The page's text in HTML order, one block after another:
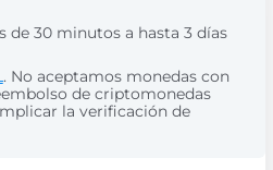
de 30 minutos a hasta 3 días
. No aceptamos monedas con
de criptomonedas
la verificación de